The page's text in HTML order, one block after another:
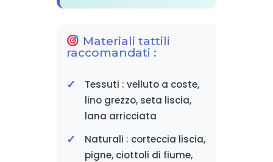
Materiali tattili
raccomandati :
Tessuti : velluto a coste,
lino grezzo, seta liscia,
lana arricciata
Naturali : corteccia liscia,
pigne, ciottoli di fiume,